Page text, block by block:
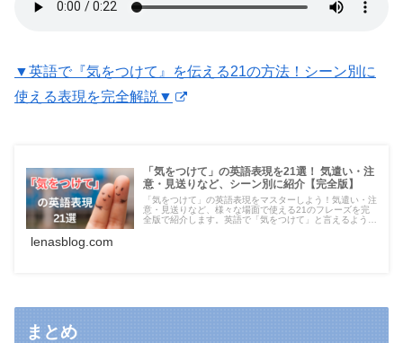
▼英語で『気をつけて』を伝える21の方法！シーン別に
使える表現を完全解説▼
「気をつけて」の英語表現を21選！ 気遣い・注
意・見送りなど、シーン別に紹介【完全版】
「気をつけて」の英語表現をマスターしよう！気遣い・注
意・見送りなど、様々な場面で使える21のフレーズを完
全版で紹介します。英語で「気をつけて」と言えるように
lenasblog.com
まとめ